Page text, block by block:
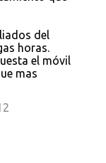
del
horas.
el móvil
mas